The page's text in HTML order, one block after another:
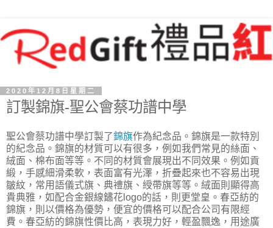
2020年12月8日星期二
訂製錦旗-聖公會蔡功譜中學
聖公會蔡功譜中學訂製了錦旗作為紀念品。錦旗是一款特別
的紀念品。錦旗的材質可以有很多，例如我們常見的絲面、
絨面、棉布面等等。不同的材質會展現出不同效果。例如貢
緞，手感細滑柔軟，表面富有光澤，折疊起來也不容易出現
皺紋，常用語儀式旗、典禮旗、綬帶旗等等。絨面則顯得高
貴典雅，如配合金銀線鏽花logo的話，則更堂皇。春亞紡的
錦旗，則以價格為優勢，便宜的價格可以配合公司有限經
費。春亞紡的錦旗性價比高，表現力好，輕盈飄逸，用途廣